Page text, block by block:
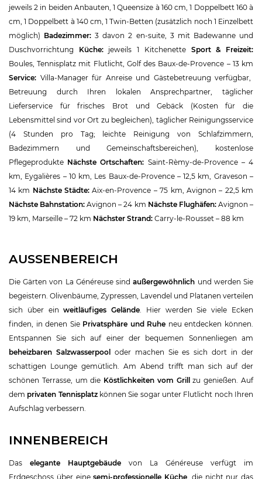
jeweils 2 in beiden Anbauten, 1 Queensize à 160 cm, 1 Doppelbett 160 à
cm, 1 Doppelbett à 140 cm, 1 Twin-Betten (zusätzlich noch 1 Einzelbett
möglich) Badezimmer:3 davon 2 en-suite, 3 mit Badewanne und
Duschvorrichtung Küche: jeweils 1 Kitchenette Sport & Freizeit:
Boules, Tennisplatz mit Flutlicht, Golf des Baux-de-Provence – 13 km
Service: Villa-Manager für Anreise und Gästebetreuung verfügbar,
Betreuung durch Ihren lokalen Ansprechpartner, täglicher
Lieferservice für frisches Brot und Gebäck (Kosten für die
Lebensmittel sind vor Ort zu begleichen), täglicher Reinigungsservice
(4 Stunden pro Tag; leichte Reinigung von Schlafzimmern,
Badezimmern und Gemeinschaftsbereichen), kostenlose
Pflegeprodukte Nächste Ortschaften: Saint-Rèmy-de-Provence – 4
km, Eygalières – 10 km, Les Baux-de-Provence – 12,5 km, Graveson –
14 km Nächste Städte:Aix-en-Provence – 75 km, Avignon – 22,5 km
Nächste Bahnstation:Avignon – 24 km Nächste Flughäfen: Avignon –
19 km, Marseille – 72 km Nächster Strand: Carry-le-Rousset – 88 km
AUSSENBEREICH
Die Gärten von La Généreuse sindaußergewöhnlich und werden Sie
begeistern. Olivenbäume, Zypressen, Lavendel und Platanen verteilen
sich über einweitläufiges Gelände . Hier werden Sie viele Ecken
finden, in denen Sie Privatsphäre und Ruhe neu entdecken können.
Entspannen Sie sich auf einer der bequemen Sonnenliegen am
beheizbaren Salzwasserpooloder machen Sie es sich dort in der
schattigen Lounge gemütlich. Am Abend trifft man sich auf der
schönen Terrasse, um die Köstlichkeiten vom Grillzu genießen. Auf
dem privaten Tennisplatzkönnen Sie sogar unter Flutlicht noch Ihren
Aufschlag verbessern.
INNENBEREICH
Das elegante Hauptgebäude von La Généreuse verfügt im
Erdgeschoss über einesemi-professionelle Küche , die nicht nur das